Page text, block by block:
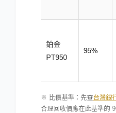
鉑金
PT950
95%
※ 比價基準：先查台灣銀
合理回收價應在此基準的